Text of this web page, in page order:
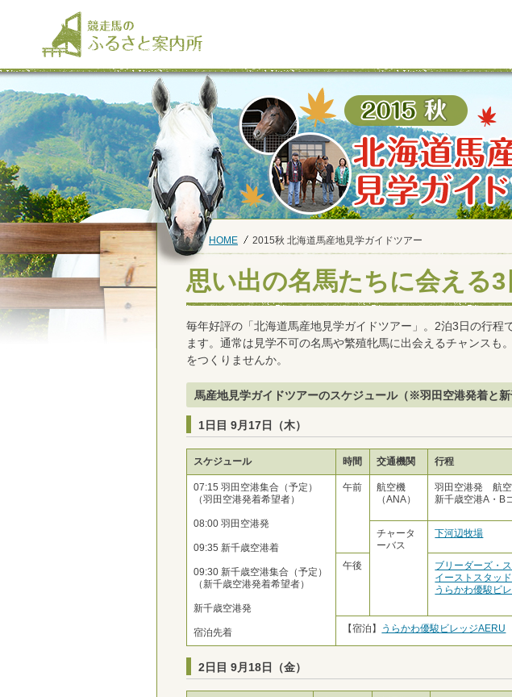
HOME 2015秋 北海道馬産地見学ガイドツアー
思い出の名馬たちに会える3
毎年好評の「北海道馬産地見学ガイドツアー」。2泊3日の行程
ます。通常は見学不可の名馬や繁殖牝馬に出会えるチャンスも
をつくりませんか。
馬産地見学ガイドツアーのスケジュール（※羽田空港発着と新
1日目 9月17日（木）
スケジュール 時間 交通機関 行程
07:15 羽田空港集合（予定）
（羽田空港発着希望者）
08:00 羽田空港発
09:35 新千歳空港着
09:30 新千歳空港集合（予定）
（新千歳空港発着希望者）
新千歳空港発
宿泊先着
午前
航空機
（ANA）
羽田空港発 航空
新千歳空港A・B
チャータ
ーバス
下河辺牧場
午後
ブリーダーズ・
イーストスタッド
うらかわ優駿ビ
【宿泊】 うらかわ優駿ビレッジAERU
2日目 9月18日（金）